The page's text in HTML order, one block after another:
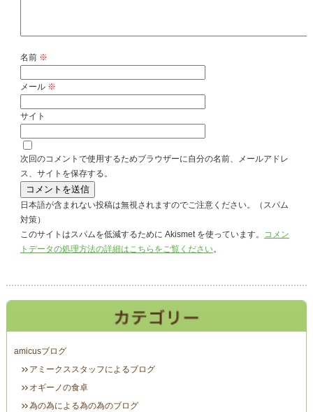
名前 ※
メール ※
サイト
次回のコメントで使用するためブラウザーに自分の名前、メールアドレ
ス、サイトを保存する。
日本語が含まれない投稿は無視されますのでご注意ください。（スパム
対策）
このサイトはスパムを低減するために Akismet を使っています。 コメン
トデータの処理方法の詳細はこちらをご覧ください。
amicusブログ
アミークススタッフによるブログ
オギーノの食卓
為の為による為の為のブログ